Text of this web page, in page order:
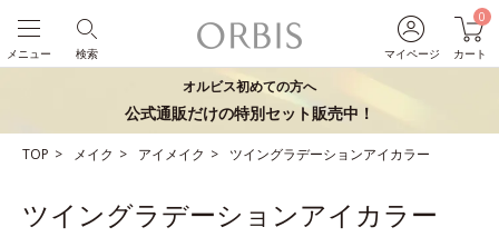
マイページ
0
カート
検索
メニュー
オルビス初めての方へ
公式通販だけの特別セット販売中！
TOP メイク アイメイク ツイングラデーションアイカラー
ツイングラデーションアイカラー